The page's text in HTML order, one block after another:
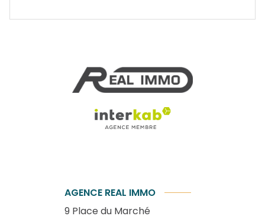
AGENCE REAL IMMO
9 Place du Marché